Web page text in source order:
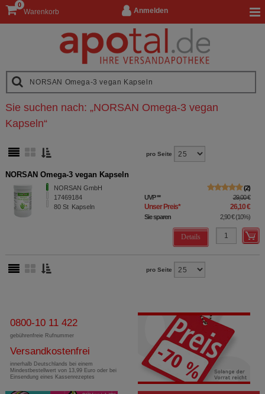
Anmelden
Warenkorb
0
Sie suchen nach: „NORSAN Omega-3 vegan
Kapseln“
pro Seite
NORSAN Omega-3 vegan Kapseln
NORSAN GmbH
17469184
80 St Kapseln
2
UVP** 29,00 €
Unser Preis* 26,10 €
Sie sparen 2,90 €(10%)
Details
pro Seite
0800-10 11 422
gebührenfreie Rufnummer
Versandkostenfrei
innerhalb Deutschlands bei einem
Mindestbestellwert von 13,99 Euro oder bei
Einsendung eines Kassenrezeptes